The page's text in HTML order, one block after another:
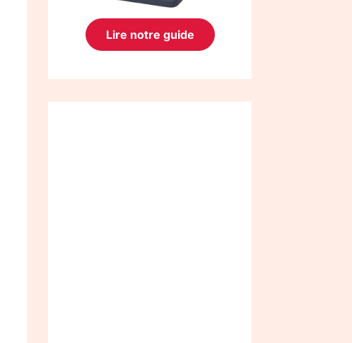
Lire notre guide